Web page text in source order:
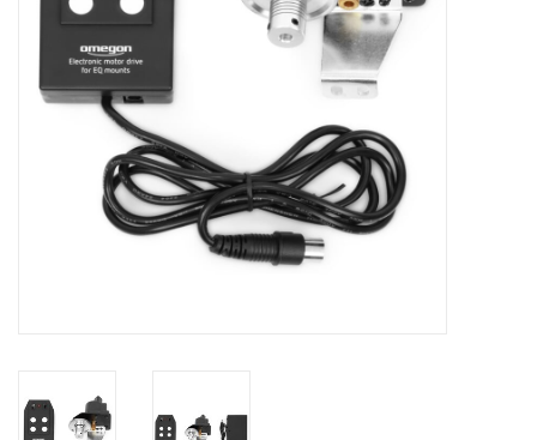
Globes / Gadgets
Weerstations
Aanbiedingen
Zonnewaarneming